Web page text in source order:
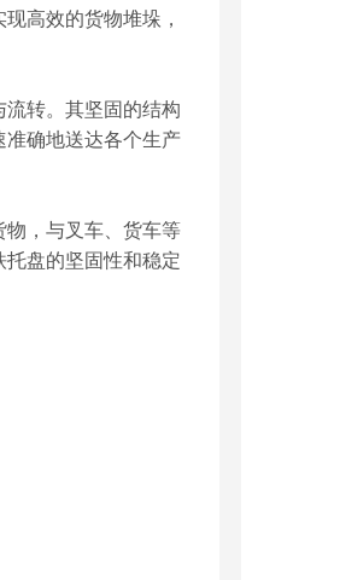
高效的货物堆垛，
转。其坚固的结构
准确地送达各个生产
物，与叉车、货车等
盘的坚固性和稳定